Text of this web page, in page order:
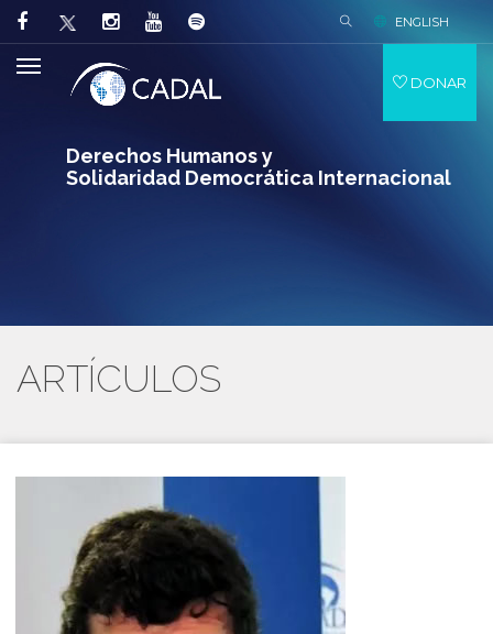
Derechos Humanos y
Solidaridad Democrática Internacional
ENGLISH
DONAR
ARTÍCULOS